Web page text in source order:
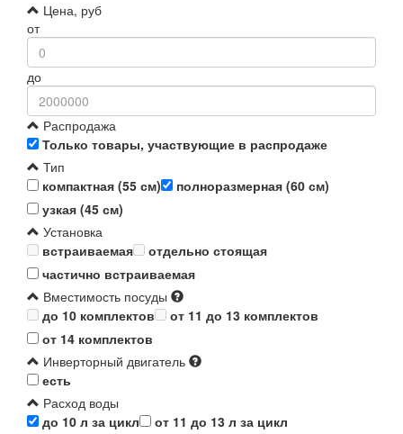
Цена, руб
от
до
Распродажа
Только товары, участвующие в распродаже
Тип
компактная (55 см)
полноразмерная (60 см)
узкая (45 см)
Установка
встраиваемая
отдельно стоящая
частично встраиваемая
Вместимость посуды
до 10 комплектов
от 11 до 13 комплектов
от 14 комплектов
Инверторный двигатель
есть
Расход воды
до 10 л за цикл
от 11 до 13 л за цикл